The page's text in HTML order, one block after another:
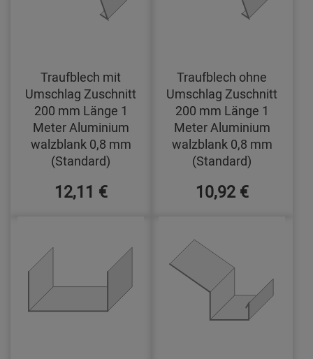
Traufblech mit
Umschlag Zuschnitt
200 mm Länge 1
Meter Aluminium
walzblank 0,8 mm
(Standard)
12,11 €
Traufblech ohne
Umschlag Zuschnitt
200 mm Länge 1
Meter Aluminium
walzblank 0,8 mm
(Standard)
10,92 €